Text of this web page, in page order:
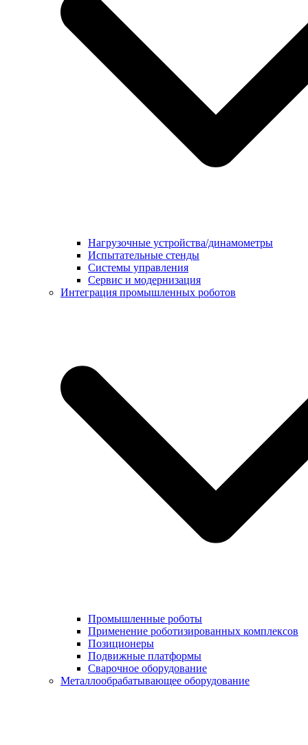
Нагрузочные устройства/динамометры
Испытательные стенды
Системы управления
Сервис и модернизация
Интеграция промышленных роботов
Промышленные роботы
Применение роботизированных комплексов
Позиционеры
Подвижные платформы
Сварочное оборудование
Металлообрабатывающее оборудование